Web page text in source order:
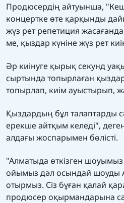
Продюсердің айтуынша,
концертке өте қарқынды
жүз рет репетиция
ме, қыздар күніне жүз рет
Әр киінуге қырық секунд
сыртында топырлаған
топырлап, киім ауыстырып,
Қыздардың бұл талаптарды
ерекше айтқым келеді",
алдағы жоспарымен бөлісті.
"Алматыда өткізген шоуымыз
ойымыз дәл осындай шоуды
отырмыз. Сіз бұған қалай
продюсер оқырмандарына